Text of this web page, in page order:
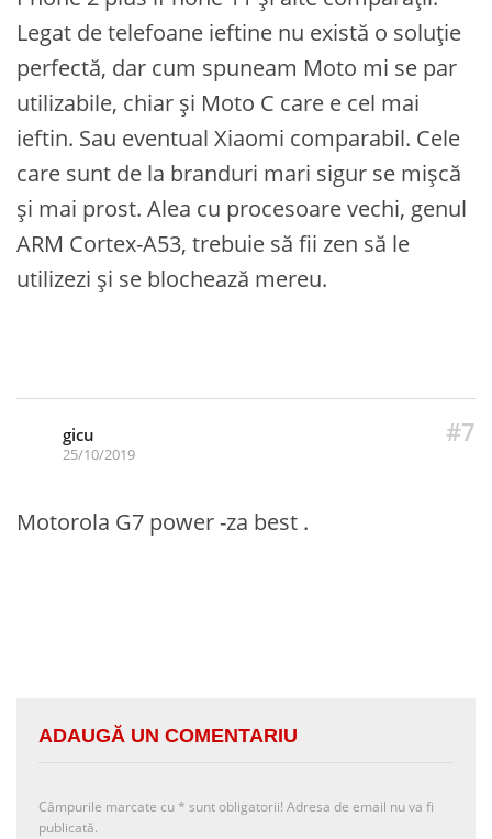
Legat de telefoane ieftine nu există o soluție
perfectă, dar cum spuneam Moto mi se par
utilizabile, chiar și Moto C care e cel mai
ieftin. Sau eventual Xiaomi comparabil. Cele
care sunt de la branduri mari sigur se mișcă
și mai prost. Alea cu procesoare vechi, genul
ARM Cortex-A53, trebuie să fii zen să le
utilizezi și se blochează mereu.
#7
gicu
25/10/2019
Motorola G7 power -za best .
ADAUGĂ UN COMENTARIU
Câmpurile marcate cu * sunt obligatorii! Adresa de email nu va fi
publicată.